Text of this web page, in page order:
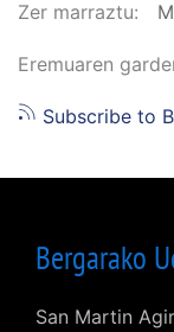
Zer marraztu
Eremuaren
Subscribe to
Bergarako
San Martin